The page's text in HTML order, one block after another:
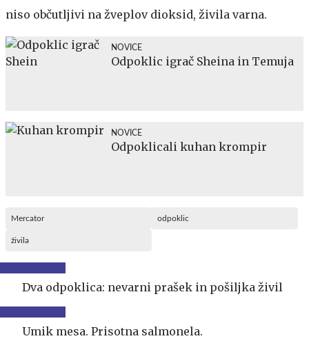
niso občutljivi na žveplov dioksid, živila varna.
NOVICE
Odpoklic igrač Sheina in Temuja
NOVICE
Odpoklicali kuhan krompir
Mercator odpoklic
živila
Dva odpoklica: nevarni prašek in pošiljka živil
Umik mesa. Prisotna salmonela.